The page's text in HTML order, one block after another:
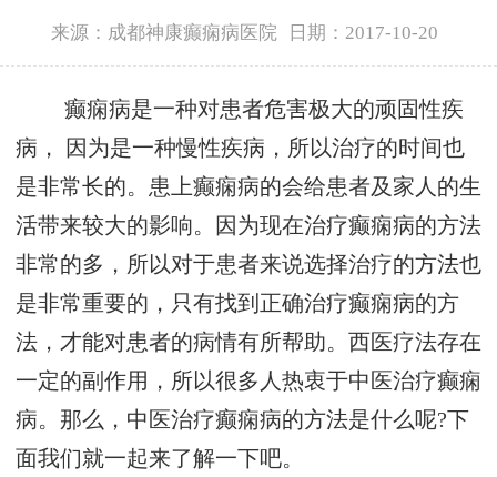
来源：成都神康癫痫病医院 日期：2017-10-20
癫痫病是一种对患者危害极大的顽固性疾
病， 因为是一种慢性疾病，所以治疗的时间也
是非常长的。患上癫痫病的会给患者及家人的生
活带来较大的影响。因为现在治疗癫痫病的方法
非常的多，所以对于患者来说选择治疗的方法也
是非常重要的，只有找到正确治疗癫痫病的方
法，才能对患者的病情有所帮助。西医疗法存在
一定的副作用，所以很多人热衷于中医治疗癫痫
病。那么，中医治疗癫痫病的方法是什么呢?下
面我们就一起来了解一下吧。